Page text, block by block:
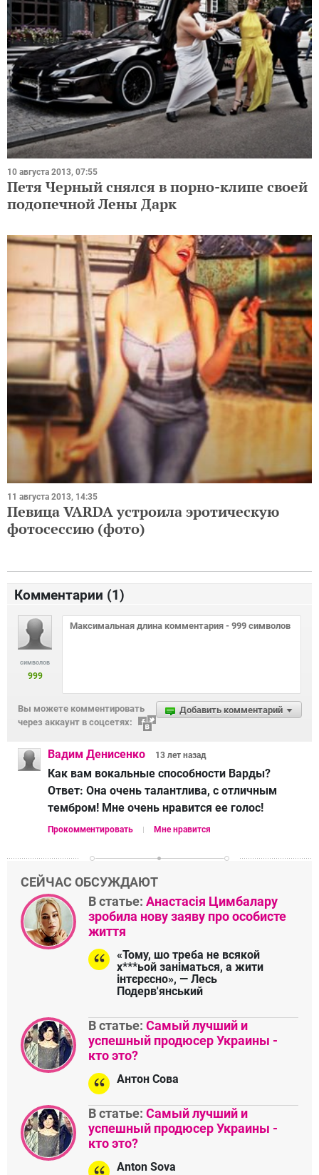
10 августа 2013, 07:55
Петя Черный снялся в порно-клипе своей
подопечной Лены Дарк
11 августа 2013, 14:35
Певица VARDA устроила эротическую
фотосессию (фото)
Комментарии (1)
символов
999
Добавить комментарий
Вы можете комментировать
через аккаунт в соцсетях:
Вадим Денисенко 13 лет назад
Как вам вокальные способности Варды?
Ответ: Она очень талантлива, с отличным
тембром! Мне очень нравится ее голос!
Прокомментировать Мне нравится
СЕЙЧАС ОБСУЖДАЮТ
В статье: Анастасія Цимбалару
зробила нову заяву про особисте
життя
«Тому, шо треба не всякой
х***ьой заніматься, а жити
інтєрєсно», — Лесь
Подерв'янський
В статье: Самый лучший и
успешный продюсер Украины -
кто это?
Антон Сова
В статье: Самый лучший и
успешный продюсер Украины -
кто это?
Anton Sova